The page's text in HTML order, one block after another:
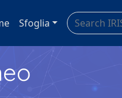
Sfoglia